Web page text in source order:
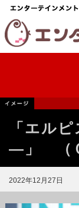
「エル
—」 （
2022年12月27日